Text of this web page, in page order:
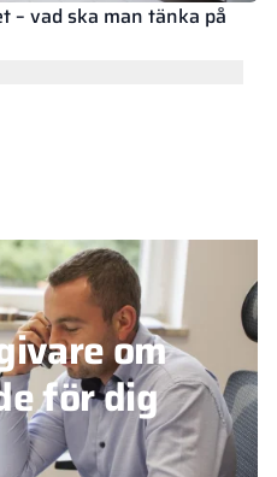
– vad ska man tänka på
om
för dig